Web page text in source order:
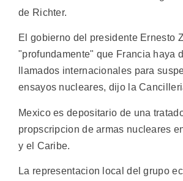
de Richter.
El gobierno del presidente Ernesto
"profundamente" que Francia haya
llamados internacionales para
ensayos nucleares, dijo la
Mexico es depositario de una
propscripcion de armas nucleares
y el Caribe.
La representacion local del grupo